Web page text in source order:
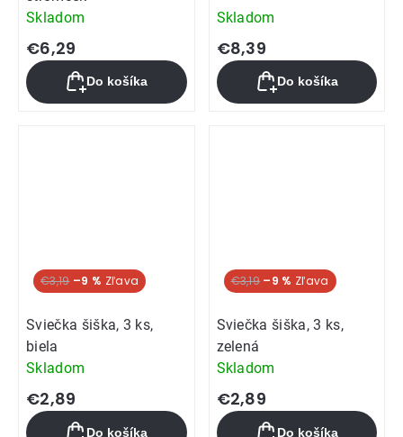
Skladom
€6,29
Do košíka
Skladom
€8,39
Do košíka
€3,19 –9 %
Sviečka šiška, 3 ks,
biela
Skladom
€2,89
Do košíka
€3,19 –9 %
Sviečka šiška, 3 ks,
zelená
Skladom
€2,89
Do košíka